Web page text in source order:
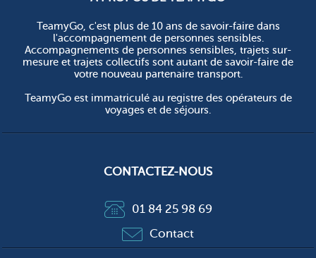
TeamyGo, c'est plus de 10 ans de savoir-faire dans
l'accompagnement de personnes sensibles.
Accompagnements de personnes sensibles, trajets sur-
mesure et trajets collectifs sont autant de savoir-faire de
votre nouveau partenaire transport.
TeamyGo est immatriculé au registre des opérateurs de
voyages et de séjours.
CONTACTEZ-NOUS
01 84 25 98 69
Contact